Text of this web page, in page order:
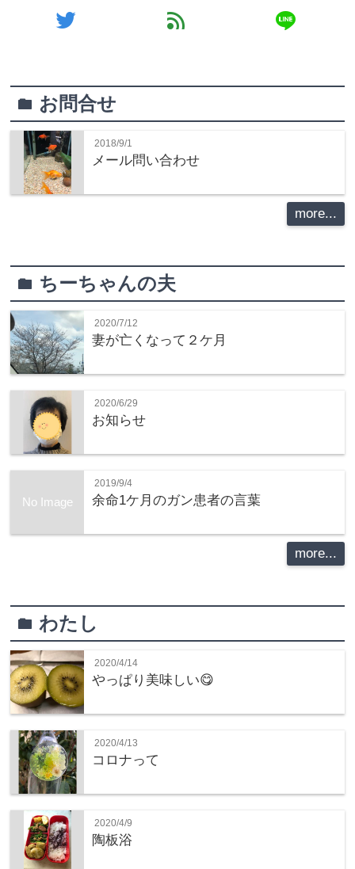
twitter feed line
folder お問合せ
2018/9/1
メール問い合わせ
more...
folder ちーちゃんの夫
2020/7/12
妻が亡くなって２ケ月
2020/6/29
お知らせ
No Image
2019/9/4
余命1ケ月のガン患者の言葉
more...
folderわたし
2020/4/14
やっぱり美味しい😋
2020/4/13
コロナって
2020/4/9
陶板浴